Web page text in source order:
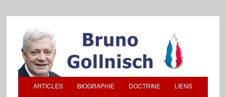
ARTICLES BIOGRAPHIE DOCTRINE LIENS